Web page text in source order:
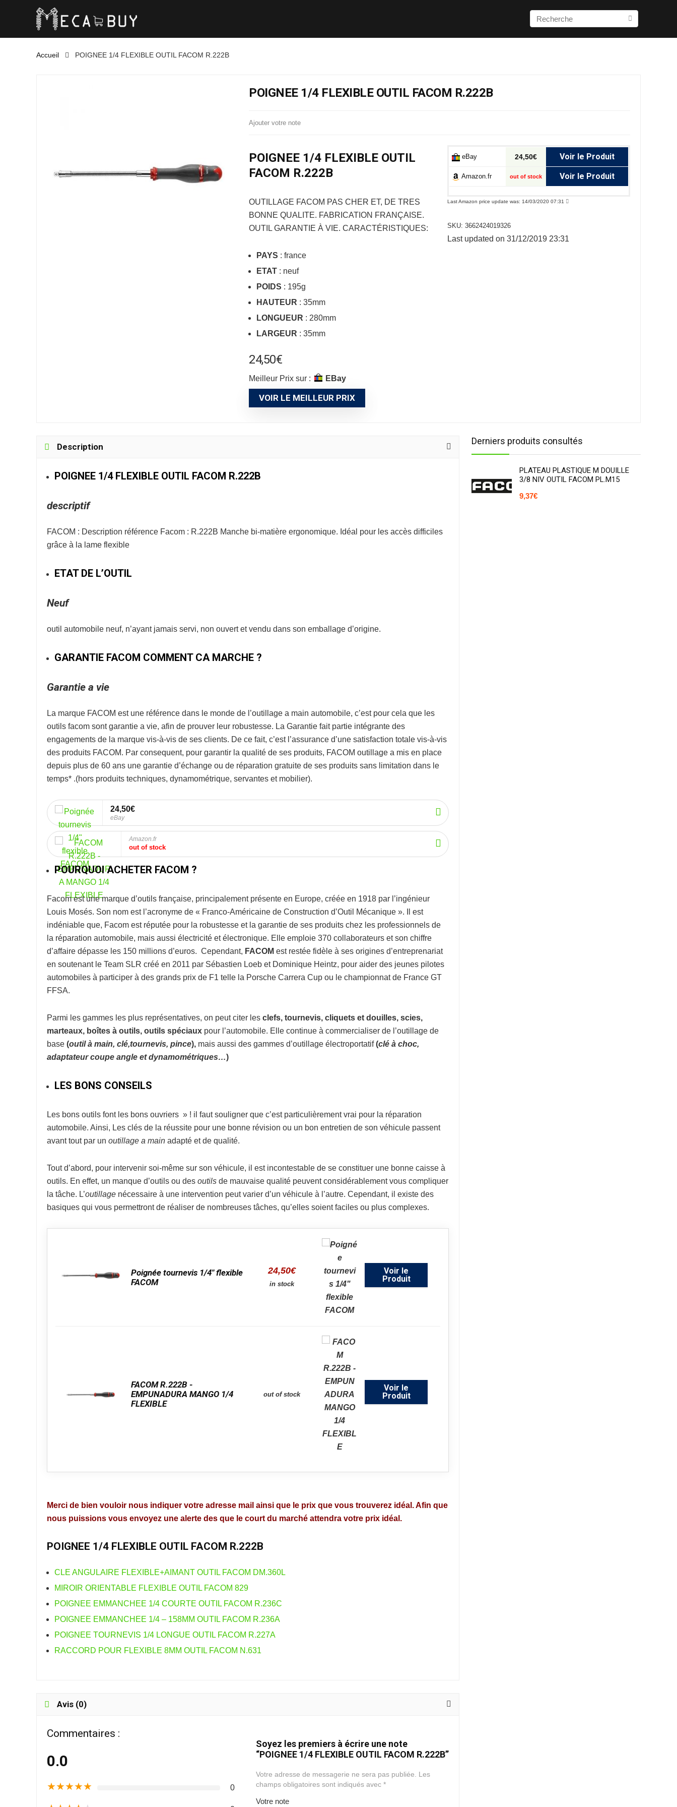
Accueil POIGNEE 1/4 FLEXIBLE OUTIL FACOM R.222B
POIGNEE 1/4 FLEXIBLE OUTIL FACOM R.222B
Ajouter votre note
POIGNEE 1/4 FLEXIBLE OUTIL
FACOM R.222B
OUTILLAGE FACOM PAS CHER ET, DE TRES
BONNE QUALITE. FABRICATION FRANÇAISE.
OUTIL GARANTIE À VIE. CARACTÉRISTIQUES:
PAYS : france
ETAT : neuf
POIDS : 195g
HAUTEUR : 35mm
LONGUEUR : 280mm
LARGEUR : 35mm
24,50€
Meilleur Prix sur : eBay
VOIR LE MEILLEUR PRIX
eBay 24,50€ Voir le Produit
Amazon.fr out of stock Voir le Produit
Last Amazon price update was: 14/03/2020 07:31
SKU: 3662424019326
Last updated on 31/12/2019 23:31
Description
POIGNEE 1/4 FLEXIBLE OUTIL FACOM R.222B
descriptif
FACOM : Description référence Facom : R.222B Manche bi-matière ergonomique. Idéal pour les accès difficiles
grâce à la lame flexible
ETAT DE L’OUTIL
Neuf
outil automobile neuf, n’ayant jamais servi, non ouvert et vendu dans son emballage d’origine.
GARANTIE FACOM COMMENT CA MARCHE ?
Garantie a vie
La marque FACOM est une référence dans le monde de l’outillage a main automobile, c’est pour cela que les
outils facom sont garantie a vie, afin de prouver leur robustesse. La Garantie fait partie intégrante des
engagements de la marque vis-à-vis de ses clients. De ce fait, c’est l’assurance d’une satisfaction totale vis-à-vis
des produits FACOM. Par consequent, pour garantir la qualité de ses produits, FACOM outillage a mis en place
depuis plus de 60 ans une garantie d’échange ou de réparation gratuite de ses produits sans limitation dans le
temps* .(hors produits techniques, dynamométrique, servantes et mobilier).
24,50€
eBay
Amazon.fr
out of stock
POURQUOI ACHETER FACOM ?
Facomest une marque d’outils française, principalement présente en Europe, créée en 1918 par l’ingénieur
Louis Mosés. Son nom est l’acronyme de « Franco-Américaine de Construction d’Outil Mécanique ». Il est
indéniable que, Facom est réputée pour la robustesse et la garantie de ses produits chez les professionnels de
la réparation automobile, mais aussi électricité et électronique. Elle emploie 370 collaborateurs et son chiffre
d’affaire dépasse les 150 millions d’euros. Cependant, FACOM est restée fidèle à ses origines d’entreprenariat
en soutenant le Team SLR créé en 2011 par Sébastien Loeb et Dominique Heintz, pour aider des jeunes pilotes
automobiles à participer à des grands prix de F1 telle la Porsche Carrera Cup ou le championnat de France GT
FFSA.
Parmi les gammes les plus représentatives, on peut citer les clefs, tournevis, cliquets et douilles, scies,
marteaux, boîtes à outils, outils spéciaux pour l’automobile. Elle continue à commercialiser de l’outillage de
base (outil à main, clé,tournevis, pince), mais aussi des gammes d’outillage électroportatif (clé à choc,
adaptateur coupe angle et dynamométriques…)
LES BONS CONSEILS
Les bons outils font les bons ouvriers » ! il faut souligner que c’est particulièrement vrai pour la réparation
automobile. Ainsi, Les clés de la réussite pour une bonne révision ou un bon entretien de son véhicule passent
avant tout par un outillage a main adapté et de qualité.
Tout d’abord, pour intervenir soi-même sur son véhicule, il est incontestable de se constituer une bonne caisse à
outils. En effet, un manque d’outils ou des outils de mauvaise qualité peuvent considérablement vous compliquer
la tâche. L’outillage nécessaire à une intervention peut varier d’un véhicule à l’autre. Cependant, il existe des
basiques qui vous permettront de réaliser de nombreuses tâches, qu’elles soient faciles ou plus complexes.
Poignée tournevis 1/4" flexible
FACOM
24,50€
in stock
Voir le
Produit
FACOM R.222B -
EMPUNADURA MANGO 1/4
FLEXIBLE
out of stock
Voir le
Produit
Merci de bien vouloir nous indiquer votre adresse mail ainsi que le prix que vous trouverez idéal. Afin que
nous puissions vous envoyez une alerte des que le court du marché attendra votre prix idéal.
POIGNEE 1/4 FLEXIBLE OUTIL FACOM R.222B
CLE ANGULAIRE FLEXIBLE+AIMANT OUTIL FACOM DM.360L
MIROIR ORIENTABLE FLEXIBLE OUTIL FACOM 829
POIGNEE EMMANCHEE 1/4 COURTE OUTIL FACOM R.236C
POIGNEE EMMANCHEE 1/4 – 158MM OUTIL FACOM R.236A
POIGNEE TOURNEVIS 1/4 LONGUE OUTIL FACOM R.227A
RACCORD POUR FLEXIBLE 8MM OUTIL FACOM N.631
Avis (0)
Commentaires :
0.0
★★★★★ 0
Soyez les premiers à écrire une note
“POIGNEE 1/4 FLEXIBLE OUTIL FACOM R.222B”
Votre adresse de messagerie ne sera pas publiée.
Les
champs obligatoires sont indiqués avec *
Votre note
Derniers produits consultés
PLATEAU PLASTIQUE M DOUILLE
3/8 NIV OUTIL FACOM PL.M15
9,37€